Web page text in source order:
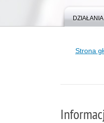
DZIAŁANIA
Strona